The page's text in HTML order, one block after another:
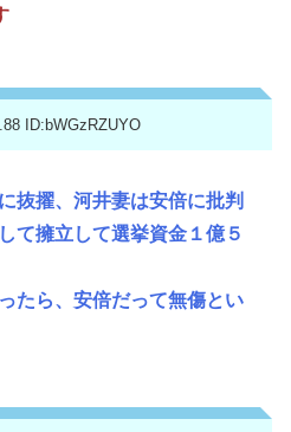
ID:bWGzRZUYO
抜擢、河井妻は安倍に批判
て擁立して選挙資金１億５
たら、安倍だって無傷とい